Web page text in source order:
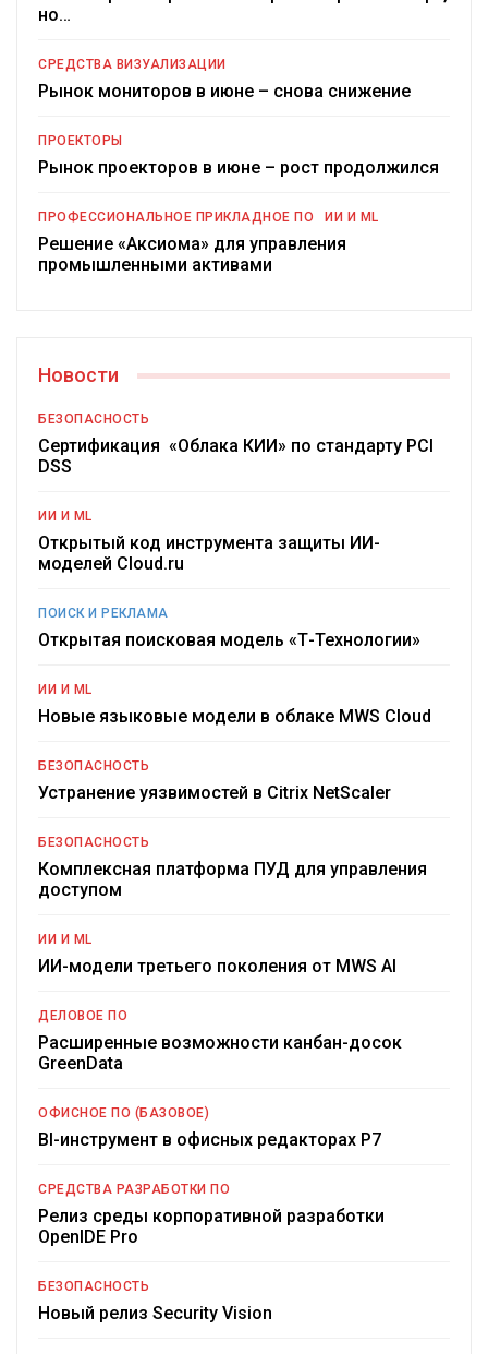
но…
СРЕДСТВА ВИЗУАЛИЗАЦИИ
Рынок мониторов в июне – снова снижение
ПРОЕКТОРЫ
Рынок проекторов в июне – рост продолжился
ПРОФЕССИОНАЛЬНОЕ ПРИКЛАДНОЕ ПО ИИ И ML
Решение «Аксиома» для управления
промышленными активами
Новости
БЕЗОПАСНОСТЬ
Сертификация «Облака КИИ» по стандарту PCI
DSS
ИИ И ML
Открытый код инструмента защиты ИИ-
моделей Cloud.ru
ПОИСК И РЕКЛАМА
Открытая поисковая модель «Т-Технологии»
ИИ И ML
Новые языковые модели в облаке MWS Cloud
БЕЗОПАСНОСТЬ
Устранение уязвимостей в Citrix NetScaler
БЕЗОПАСНОСТЬ
Комплексная платформа ПУД для управления
доступом
ИИ И ML
ИИ-модели третьего поколения от MWS AI
ДЕЛОВОЕ ПО
Расширенные возможности канбан-досок
GreenData
ОФИСНОЕ ПО (БАЗОВОЕ)
BI-инструмент в офисных редакторах Р7
СРЕДСТВА РАЗРАБОТКИ ПО
Релиз среды корпоративной разработки
OpenIDE Pro
БЕЗОПАСНОСТЬ
Новый релиз Security Vision